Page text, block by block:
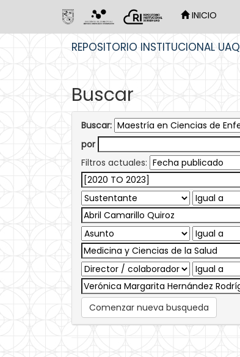
INICIO
REPOSITORIO INSTITUCIONAL UAQ
Buscar
Buscar:
por
Filtros actuales:
Comenzar nueva busqueda